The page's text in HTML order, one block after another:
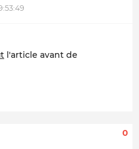
l'article avant de
0